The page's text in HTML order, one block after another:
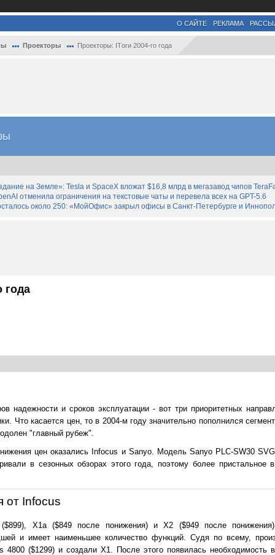
О САЙТЕ РЕКЛАМА
Проекторы Проекторы: ITоги 2004-го года
на Земле»: Tesla и SpaceX вложат $16,8 млрд в мегазавод чипов
отменила ограничения на текстовые чаты и перевела всех на GPT-5.6
около 250: «МойОфис» закрыл офисы в Санкт-Петербурге и
года
надежности и сроков эксплуатации - вот три приоритетных
Что касается цен, то в 2004-м году значительно пополнился
"главный рубеж".
цен оказались Infocus и Sanyo. Модель Sanyo PLC-SW30
в сезонных обзорах этого года, поэтому более пристальное
от Infocus
Х1а ($849 после понижения) и Х2 ($949 после
и имеет наименьшее количество функций. Судя по всему,
($1299) и создали Х1. После этого появилась необходимость